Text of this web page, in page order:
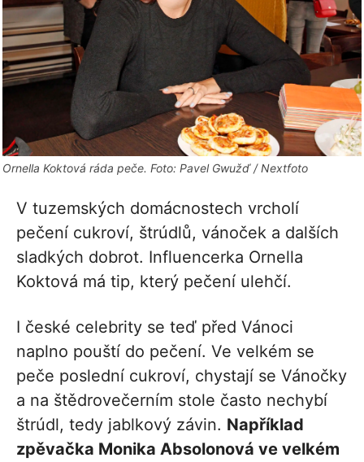
Ornella Koktová ráda peče. Foto: Pavel Gwužď / Nextfoto
V tuzemských domácnostech vrcholí
pečení cukroví, štrúdlů, vánoček a dalších
sladkých dobrot. Influencerka Ornella
Koktová má tip, který pečení ulehčí.
I české celebrity se teď před Vánoci
naplno pouští do pečení. Ve velkém se
peče poslední cukroví, chystají se Vánočky
a na štědrovečerním stole často nechybí
štrúdl, tedy jablkový závin. Například
zpěvačka Monika Absolonová ve velkém